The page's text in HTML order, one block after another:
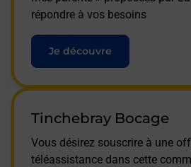
répondre à vos besoins
Je découvre
Tinchebray Bocage
Vous désirez souscrire à une
téléassistance dans cette